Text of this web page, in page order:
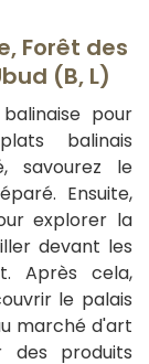
Forêt des
(B, L)
pour
balinais
savourez le
Ensuite,
explorer la
devant les
Après cela,
le palais
marché d'art
des produits